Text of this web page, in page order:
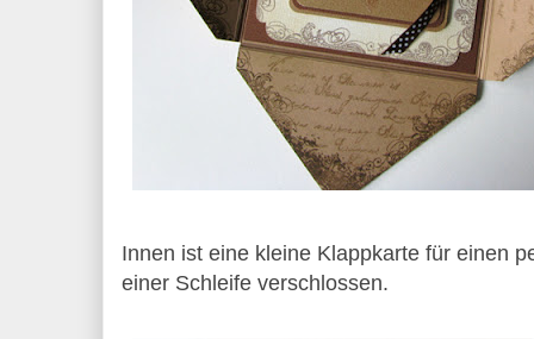
Innen ist eine kleine Klappkarte für einen
einer Schleife verschlossen.